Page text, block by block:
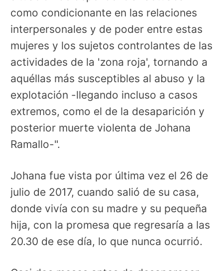
como condicionante en las relaciones
interpersonales y de poder entre estas
mujeres y los sujetos controlantes de las
actividades de la 'zona roja', tornando a
aquéllas más susceptibles al abuso y la
explotación -llegando incluso a casos
extremos, como el de la desaparición y
posterior muerte violenta de Johana
Ramallo-".
Johana fue vista por última vez el 26 de
julio de 2017, cuando salió de su casa,
donde vivía con su madre y su pequeña
hija, con la promesa que regresaría a las
20.30 de ese día, lo que nunca ocurrió.